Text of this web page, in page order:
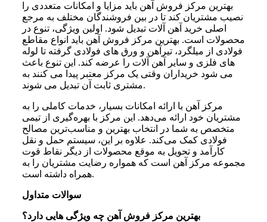
بهترین مرکز فروش آهن باید مزایا و امکانات متعددی را
نصیب مشتریان کند تا در بین فروشندگان مختلف به مرجع
اصلی خرید آهن آلات تبدیل شود. اولین ویژگی، تنوع در
محصولات است. بهترین مرکز فروش آهن باید انواع مقاطع
فولادی از میلگرد، تیرآهن و ورق‌ های فولادی گرفته تا لوله
‌های فلزی و سایر آهن آلات را عرضه کند. این تنوع باعث
می شود خریداران وقتی یک مرکز معتبر پیدا می کنند به
مشتری ثابت آن تبدیل می شوند.
مرکز آهن با ارائه امکانات بسیار، خدمات کاملی را به
مشتریان خود ارائه می‌دهد. این مرکز با بهره‌گیری از تیمی
متخصص به شما در انتخاب بهترین و مناسب‌ترین مصالح
فولادی کمک می‌کند. علاوه بر این، سیستم حمل و نقل
کارآمد و تحویل به‌ موقع محصولات از دیگر نقاط قوت
مجموعه مرکز آهن است که همواره رضایت مشتریان را به
همراه داشته است.
سوالات متداول
بهترین مرکز فروش آهن چه ویژگی هایی دارد؟